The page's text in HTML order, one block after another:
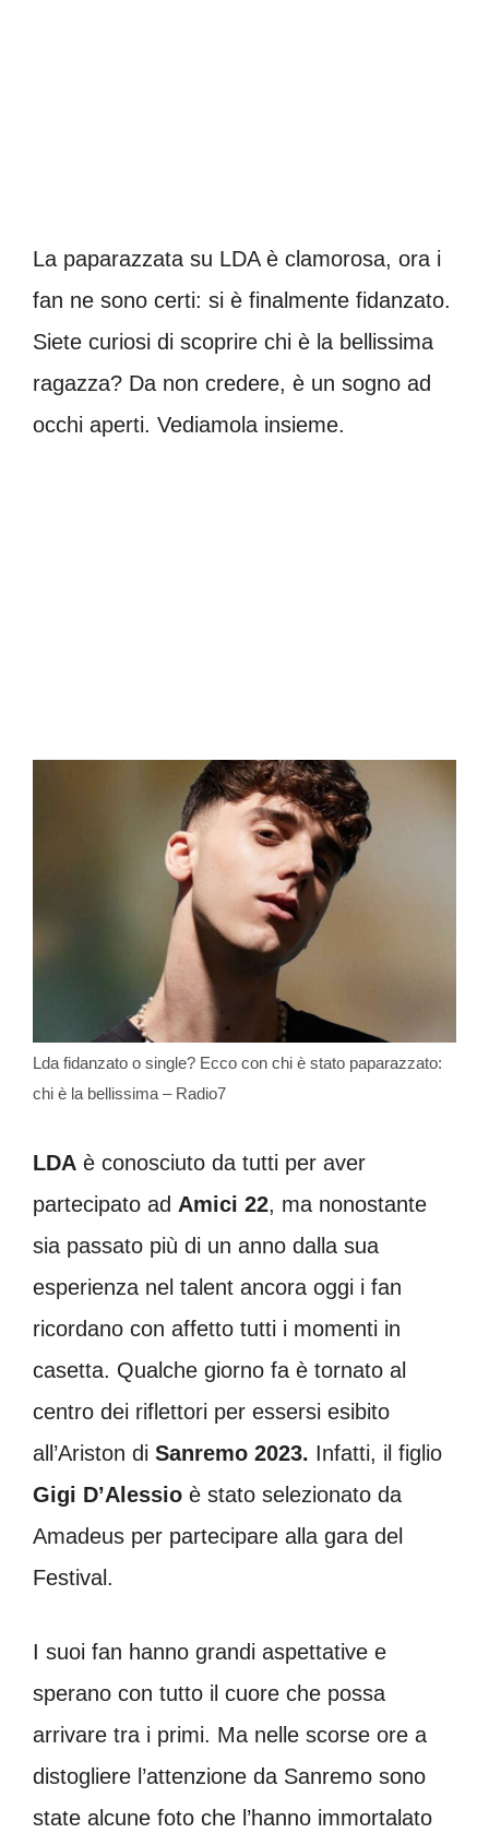
La paparazzata su LDA è clamorosa, ora i
fan ne sono certi: si è finalmente fidanzato.
Siete curiosi di scoprire chi è la bellissima
ragazza? Da non credere, è un sogno ad
occhi aperti. Vediamola insieme.
Lda fidanzato o single? Ecco con chi è stato paparazzato:
chi è la bellissima – Radio7
LDA è conosciuto da tutti per aver
partecipato ad Amici 22, ma nonostante
sia passato più di un anno dalla sua
esperienza nel talent ancora oggi i fan
ricordano con affetto tutti i momenti in
casetta. Qualche giorno fa è tornato al
centro dei riflettori per essersi esibito
all’Ariston di Sanremo 2023. Infatti, il figlio
Gigi D’Alessio è stato selezionato da
Amadeus per partecipare alla gara del
Festival.
I suoi fan hanno grandi aspettative e
sperano con tutto il cuore che possa
arrivare tra i primi. Ma nelle scorse ore a
distogliere l’attenzione da Sanremo sono
state alcune foto che l’hanno immortalato